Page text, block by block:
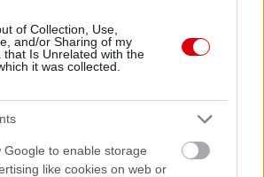
of Collection, Use,
and/or Sharing of my
that Is Unrelated with the
it was collected.
Google to enable storage
like cookies on web or
Germain
United
4. mérkőzés
14 másodperc